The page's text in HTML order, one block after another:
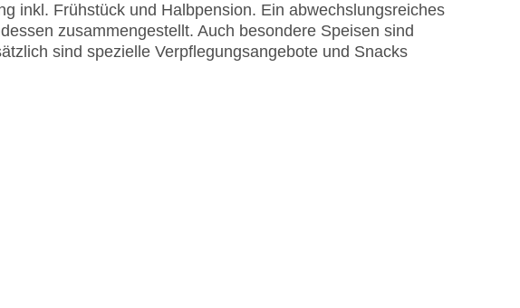
inkl. Frühstück und Halbpension. Ein abwechslungsreiches
zusammengestellt. Auch besondere Speisen sind
sind spezielle Verpflegungsangebote und Snacks